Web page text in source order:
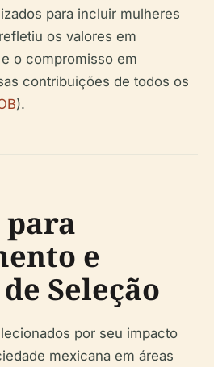
para incluir mulheres
os valores em
o compromisso em
contribuições de todos os
).
e
Seleção
por seu impacto
mexicana em áreas